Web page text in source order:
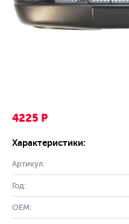
4225 Р
Характеристики:
Артикул:
Год:
OEM: